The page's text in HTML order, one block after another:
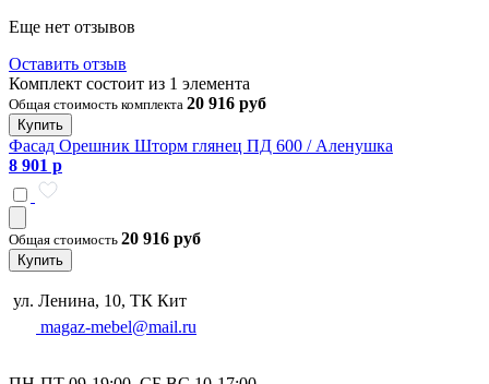
Еще нет отзывов
Оставить отзыв
Комплект состоит из 1 элемента
Общая стоимость комплекта 20 916 руб
Купить
Фасад Орешник Шторм глянец ПД 600 / Аленушка
8 901 р
Общая стоимость 20 916 руб
Купить
ул. Ленина, 10, ТК Кит
magaz-mebel@mail.ru